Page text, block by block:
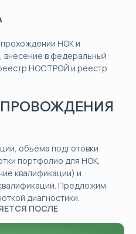
НОК и
внесение в федеральный
НОСТРОЙ и реестр
объёма подготовки
портфолио для НОК,
квалификации) и
Предложим
диагностики.
ПОСЛЕ